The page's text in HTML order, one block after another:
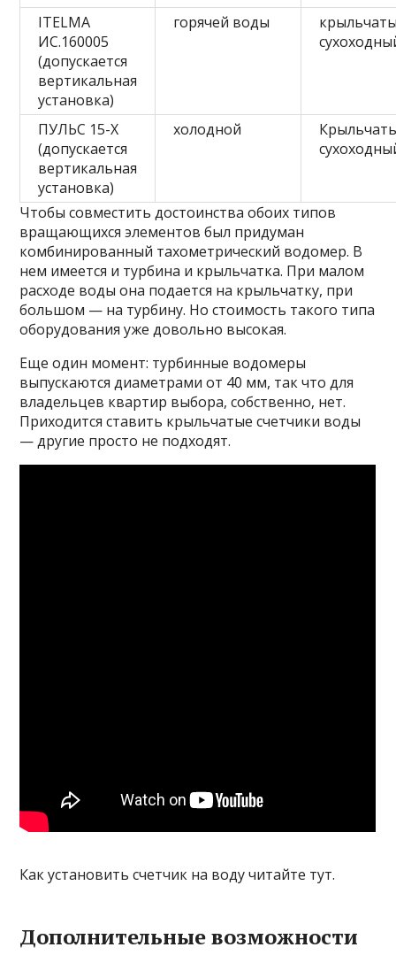
ITELMA
ИС.160005
(допускается
вертикальная
установка)
горячей воды
ПУЛЬС 15-Х
(допускается
вертикальная
установка)
холодной
Чтобы совместить достоинства обоих типов
вращающихся элементов был придуман
комбинированный тахометрический водомер. В
нем имеется и турбина и крыльчатка. При малом
расходе воды она подается на крыльчатку, при
большом — на турбину. Но стоимость такого типа
оборудования уже довольно высокая.
Еще один момент: турбинные водомеры
выпускаются диаметрами от 40 мм, так что для
владельцев квартир выбора, собственно, нет.
Приходится ставить крыльчатые счетчики воды
— другие просто не подходят.
Как установить счетчик на воду читайте тут.
Дополнительные возможности